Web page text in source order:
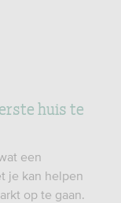
huis te
een
je kan helpen
op te gaan.